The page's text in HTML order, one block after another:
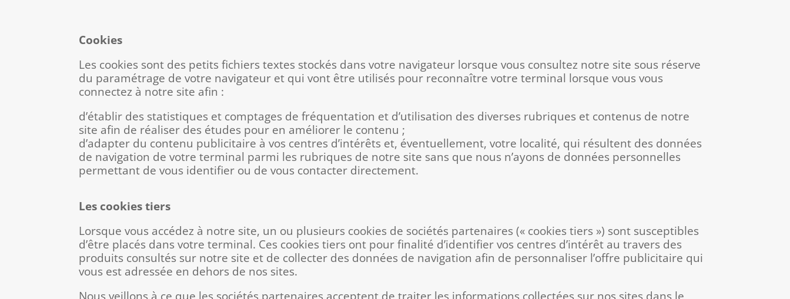
Cookies
Les cookies sont des petits fichiers textes stockés dans votre navigateur lorsque vous consultez notre site sous réserve
du paramétrage de votre navigateur et qui vont être utilisés pour reconnaître votre terminal lorsque vous vous
connectez à notre site afin :
d’établir des statistiques et comptages de fréquentation et d’utilisation des diverses rubriques et contenus de notre
site afin de réaliser des études pour en améliorer le contenu ;
d’adapter du contenu publicitaire à vos centres d’intérêts et, éventuellement, votre localité, qui résultent des données
de navigation de votre terminal parmi les rubriques de notre site sans que nous n’ayons de données personnelles
permettant de vous identifier ou de vous contacter directement.
Les cookies tiers
Lorsque vous accédez à notre site, un ou plusieurs cookies de sociétés partenaires (« cookies tiers ») sont susceptibles
d’être placés dans votre terminal. Ces cookies tiers ont pour finalité d’identifier vos centres d’intérêt au travers des
produits consultés sur notre site et de collecter des données de navigation afin de personnaliser l’offre publicitaire qui
vous est adressée en dehors de nos sites.
Nous veillons à ce que les sociétés partenaires acceptent de traiter les informations collectées sur nos sites dans le